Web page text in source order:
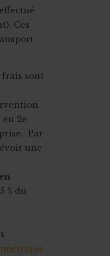
Ces
frais sont
2e
Par
une
% du